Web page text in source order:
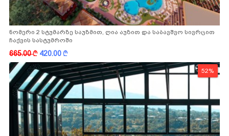
ნომერი 2 სტუმარზე საუზმით, ღია აუზით და საბავშვო სივრცით
ჩაქვის სასტუმროში
665.00k 420.00k
52%